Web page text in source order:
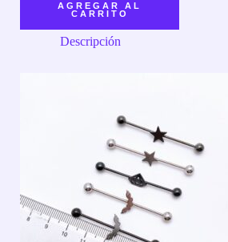
AGREGAR AL
CARRITO
Descripción